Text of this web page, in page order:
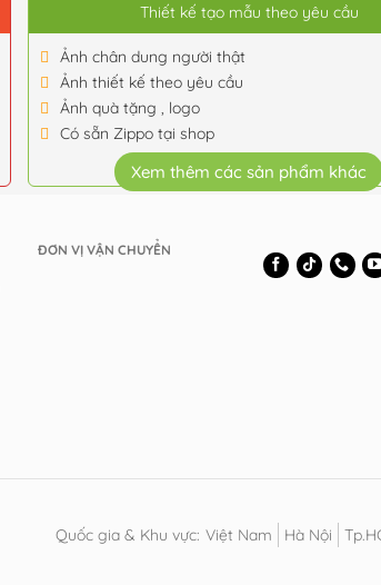
Thiết kế tạo mẫu theo yêu cầu
Ảnh chân dung người thật
Ảnh thiết kế theo yêu cầu
Ảnh quà tặng , logo
Có sẵn Zippo tại shop
Xem thêm các sản phẩm khác
ĐƠN VỊ VẬN CHUYỂN
Quốc gia & Khu vực: Việt Nam Hà Nội